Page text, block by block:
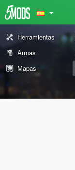
Herramientas
Armas
Mapas